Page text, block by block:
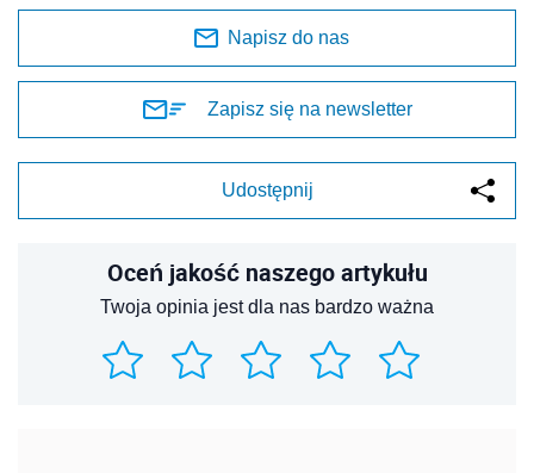
Napisz do nas
Zapisz się na newsletter
Udostępnij
Oceń jakość naszego artykułu
Twoja opinia jest dla nas bardzo ważna